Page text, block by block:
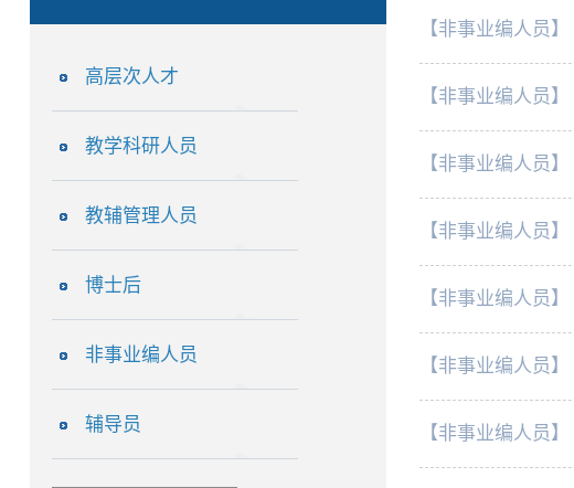
高层次人才
教学科研人员
教辅管理人员
博士后
非事业编人员
辅导员
【非事业编人员】
【非事业编人员】
【非事业编人员】
【非事业编人员】
【非事业编人员】
【非事业编人员】
【非事业编人员】